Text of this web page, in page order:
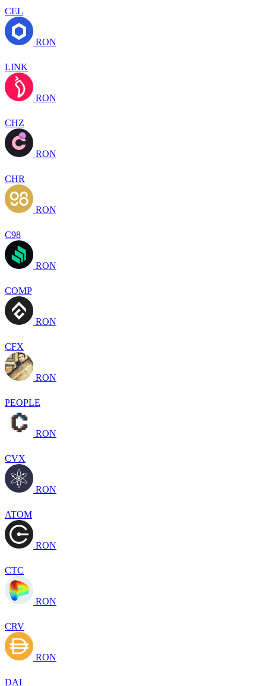
CEL
RON
LINK
RON
CHZ
RON
CHR
RON
C98
RON
COMP
RON
CFX
RON
PEOPLE
RON
CVX
RON
ATOM
RON
CTC
RON
CRV
RON
DAI